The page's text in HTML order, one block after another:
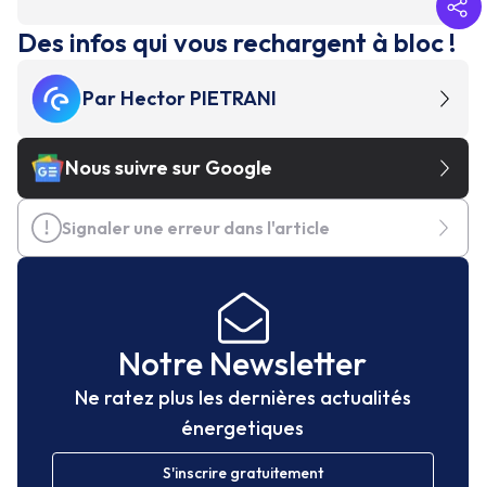
Des infos qui vous rechargent à bloc !
Par Hector PIETRANI
Nous suivre sur Google
Signaler une erreur dans l'article
Notre Newsletter
Ne ratez plus les dernières actualités
énergetiques
S'inscrire gratuitement